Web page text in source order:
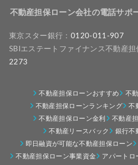
不動産担保ローン会社の電話サポ
東京スター銀行： 0120-011-907
SBIエステートファイナンス不動産
2273
不動産担保ローンおすすめ
不
不動産担保ローンランキング
不
不動産担保ローン金利
不動産
不動産リースバック
銀行不
即日融資が可能な不動産担保ローン
不動産担保ローン事業資金
アパートロ